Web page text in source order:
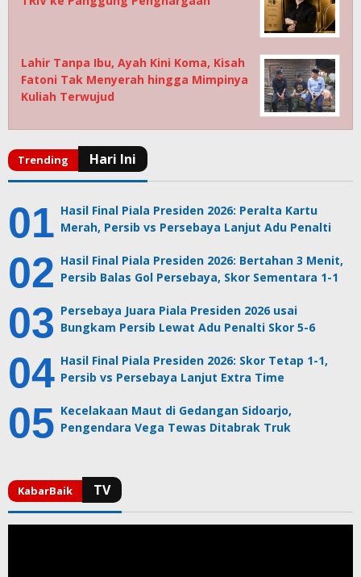
Lahir Tanpa Ibu, Ayah Kini Koma, Kisah
Fatoni Tak Menyerah hingga Mimpinya
Kuliah Terwujud
Hasil Final Piala Presiden 2026: Peralta Kartu
Merah, Persib vs Persebaya Lanjut Adu Penalti
Hasil Final Piala Presiden 2026: Bertahan 3 Menit,
Persib Balas Gol Persebaya, Skor Sementara 1-1
Persebaya Juara Piala Presiden 2026 usai
Bungkam Persib Lewat Adu Penalti Skor 5-6
Hasil Final Piala Presiden 2026: Skor Tetap 1-1,
Persib vs Persebaya Lanjut Extra Time
Kecelakaan Maut di Gedangan Sidoarjo,
Pengendara Vega Tewas Ditabrak Truk